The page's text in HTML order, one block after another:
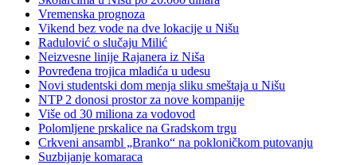
Vremenska prognoza
Vikend bez vode na dve lokacije u Nišu
Radulović o slučaju Milić
Neizvesne linije Rajanera iz Niša
Povređena trojica mladića u udesu
Novi studentski dom menja sliku smeštaja u Nišu
NTP 2 donosi prostor za nove kompanije
Više od 30 miliona za vodovod
Polomljene prskalice na Gradskom trgu
Crkveni ansambl „Branko“ na pokloničkom putovanju
Suzbijanje komaraca